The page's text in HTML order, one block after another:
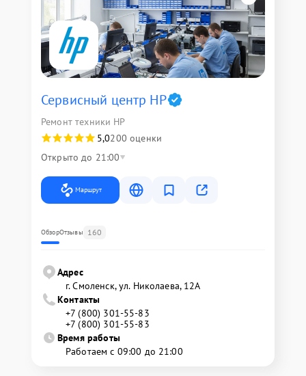
Сервисный центр HP
Ремонт техники HP
5,0200 оценки
Открыто до 21:00
Маршрут
ОбзорОтзывы 160
Адрес
г. Смоленск, ул. Николаева, 12А
Контакты
+7 (800) 301-55-83
+7 (800) 301-55-83
Время работы
Работаем с 09:00 до 21:00